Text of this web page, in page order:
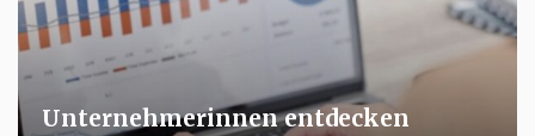
Unternehmerinnen entdecken